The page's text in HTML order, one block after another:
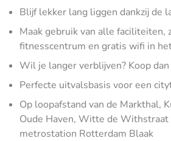
Blijf lekker lang liggen dankzij de
Maak gebruik van alle faciliteiten,
fitnesscentrum en gratis wifi in
Wil je langer verblijven? Koop
Perfecte uitvalsbasis voor een
Op loopafstand van de Markthal,
Oude Haven, Witte de
metrostation Rotterdam Blaak